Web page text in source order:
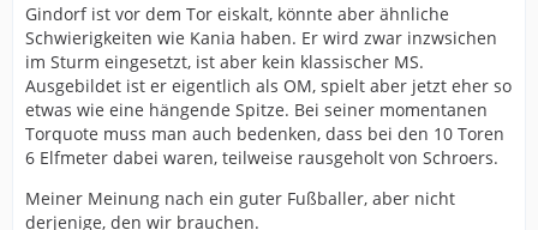
Gindorf ist vor dem Tor eiskalt, könnte aber ähnliche
Schwierigkeiten wie Kania haben. Er wird zwar inzwsichen
im Sturm eingesetzt, ist aber kein klassischer MS.
Ausgebildet ist er eigentlich als OM, spielt aber jetzt eher so
etwas wie eine hängende Spitze. Bei seiner momentanen
Torquote muss man auch bedenken, dass bei den 10 Toren
6 Elfmeter dabei waren, teilweise rausgeholt von Schroers.
Meiner Meinung nach ein guter Fußballer, aber nicht
derjenige, den wir brauchen.